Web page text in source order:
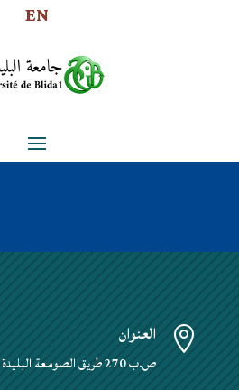
EN
 العنوان
ص.ب 270 طريق الصومعة البليدة